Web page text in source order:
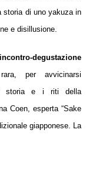
storia di uno yakuza in
e disillusione.
degustazione
per avvicinarsi
la storia e i riti della
Coen, esperta “Sake
giapponese. La